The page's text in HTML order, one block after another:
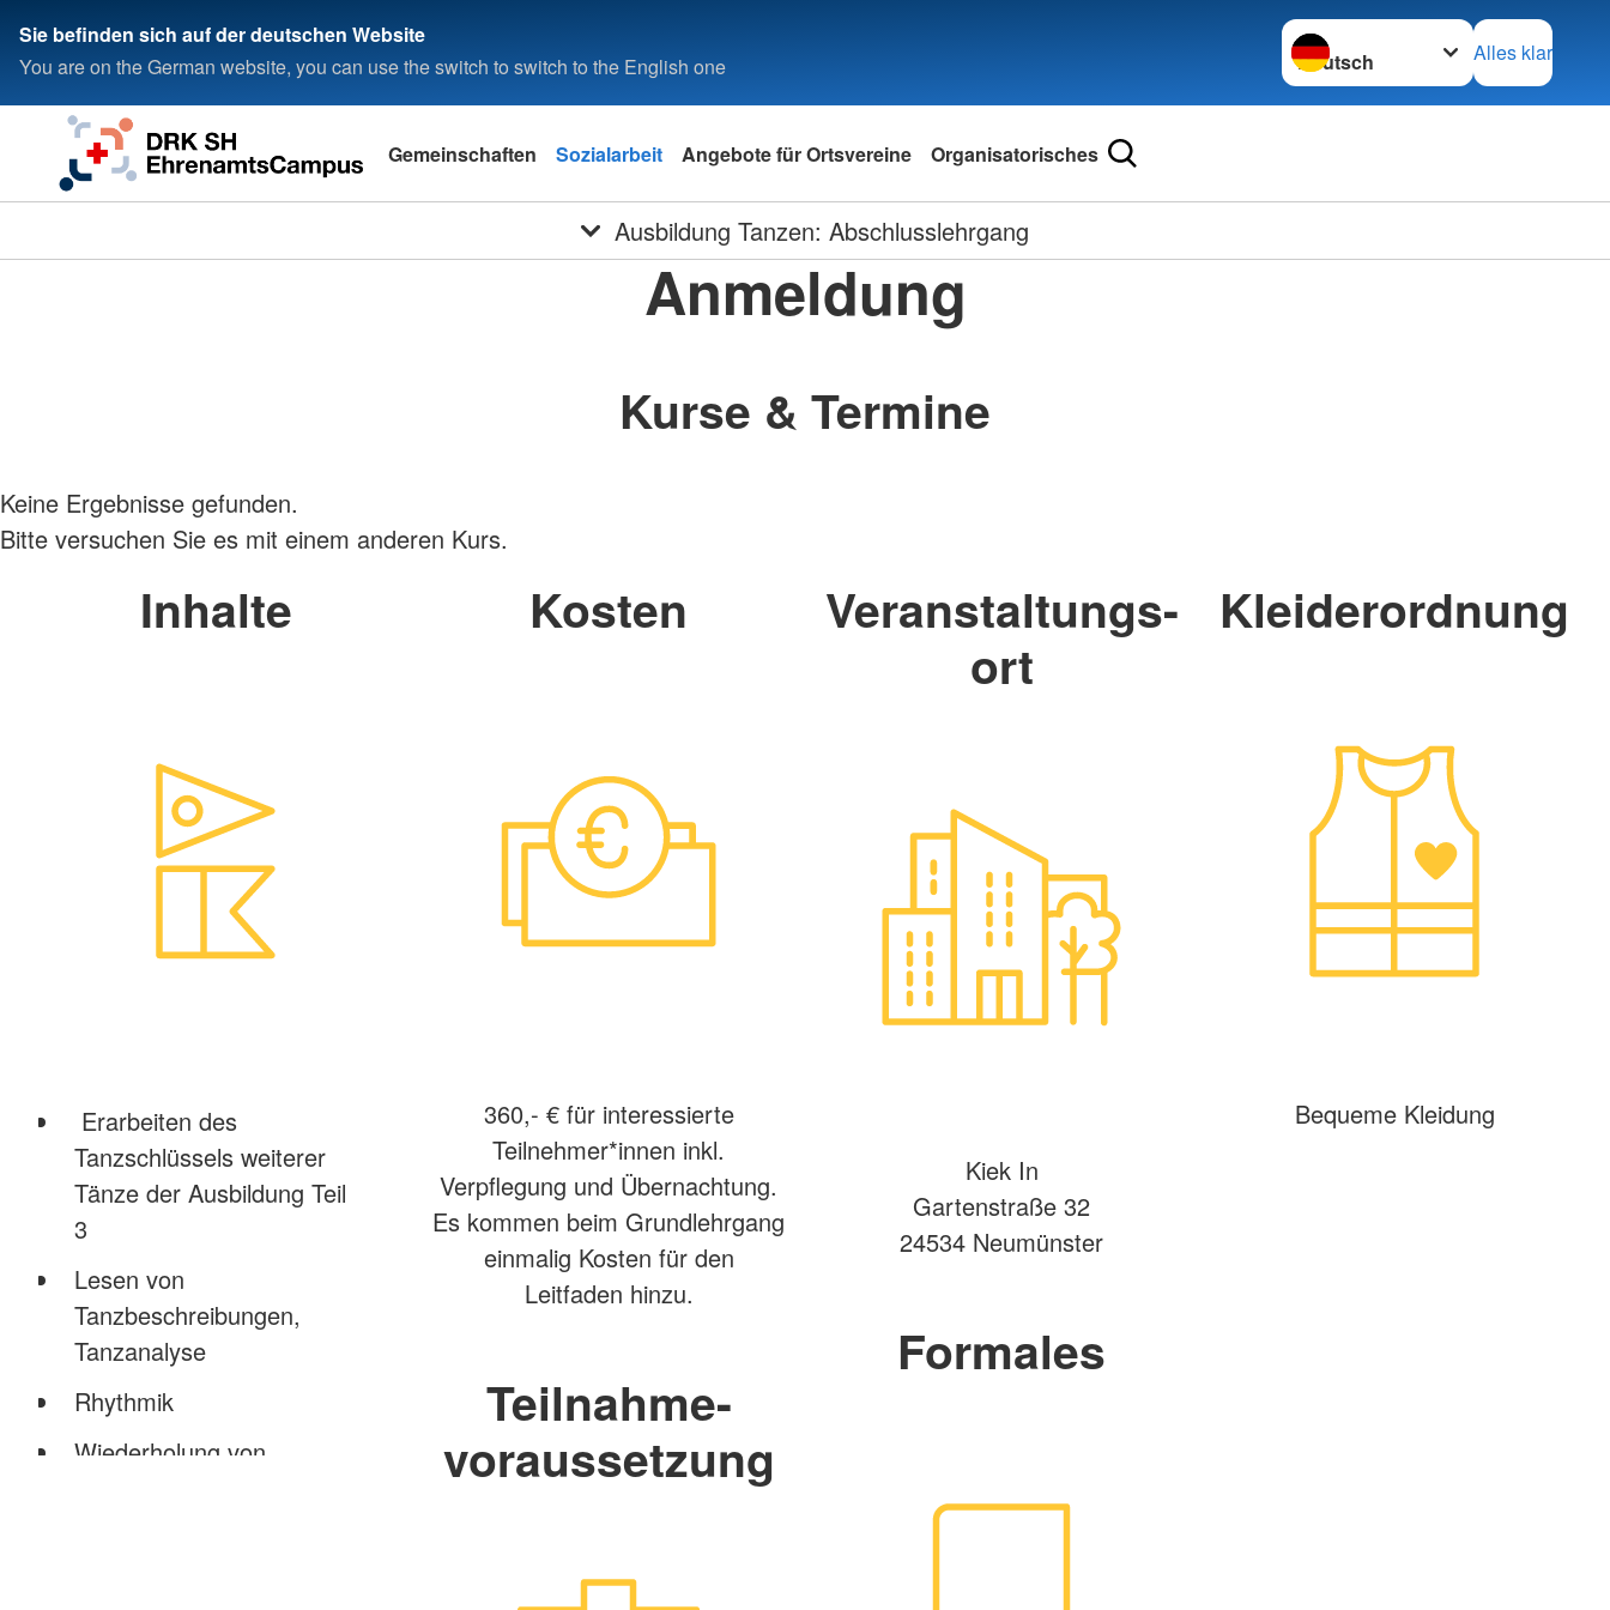
Sie befinden sich auf der deutschen Website
You are on the German website, you can use the switch to switch to the English one
Sprache wechseln zu
Alles klar
Gemeinschaften Sozialarbeit Angebote für Ortsvereine Organisatorisches
Ausbildung Tanzen: Abschlusslehrgang
Anmeldung
Kurse & Termine
Keine Ergebnisse gefunden.
Bitte versuchen Sie es mit einem anderen Kurs.
Inhalte
Erarbeiten des
Tanzschlüssels weiterer
Tänze der Ausbildung Teil
3
Lesen von
Tanzbeschreibungen,
Tanzanalyse
Rhythmik
Wiederholung von
Kosten
360,- € für interessierte
Teilnehmer*innen inkl.
Verpflegung und Übernachtung.
Es kommen beim Grundlehrgang
einmalig Kosten für den
Leitfaden hinzu.
Teilnahme-
voraussetzung
Veranstaltungs-
ort
Kiek In
Gartenstraße 32
24534 Neumünster
Formales
Kleiderordnung
Bequeme Kleidung